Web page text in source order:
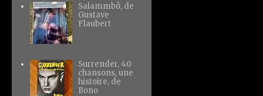
Salammbô, de
Gustave
Flaubert
Surrender, 40
chansons, une
histoire, de
Bono